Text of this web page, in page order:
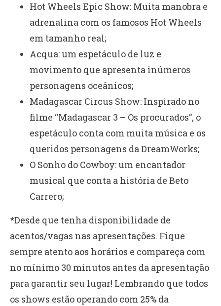
Hot Wheels Epic Show: Muita manobra e
adrenalina com os famosos Hot Wheels
em tamanho real;
Acqua: um espetáculo de luz e
movimento que apresenta inúmeros
personagens oceânicos;
Madagascar Circus Show: Inspirado no
filme “Madagascar 3 – Os procurados”, o
espetáculo conta com muita música e os
queridos personagens da DreamWorks;
O Sonho do Cowboy: um encantador
musical que conta a história de Beto
Carrero;
*Desde que tenha disponibilidade de
acentos/vagas nas apresentações. Fique
sempre atento aos horários e compareça com
no mínimo 30 minutos antes da apresentação
para garantir seu lugar! Lembrando que todos
os shows estão operando com 25% da